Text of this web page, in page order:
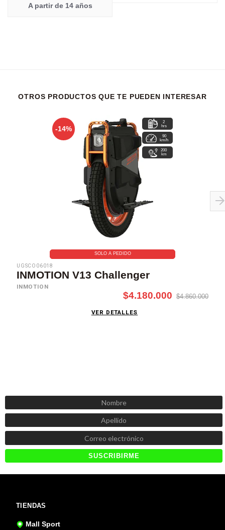
A partir de 14 años
OTROS PRODUCTOS QUE TE PUEDEN INTERESAR
-14%
2
hrs
90
km/h
200
km
SOLO A PEDIDO
UGSCO06018
INMOTION V13 Challenger
INMOTION
$4.180.000 $4.860.000
VER DETALLES
TIENDAS
Mall Sport